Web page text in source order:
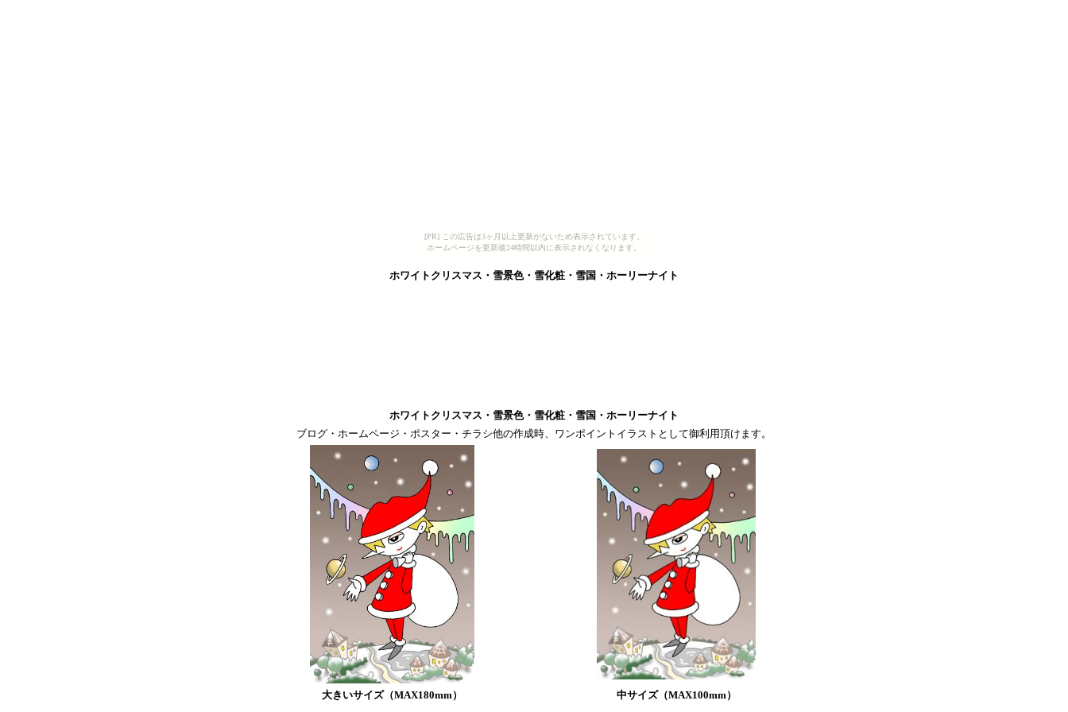
[PR] この広告は3ヶ月以上更新がないため表示されています。
ホームページを更新後24時間以内に表示されなくなります。
ホワイトクリスマス・雪景色・雪化粧・雪国・ホーリーナイト
ホワイトクリスマス・雪景色・雪化粧・雪国・ホーリーナイト
ブログ・ホームページ・ポスター・チラシ他の作成時、ワンポイントイラストとして御利用頂けます。
大きいサイズ（MAX180mm） 中サイズ（MAX100mm）